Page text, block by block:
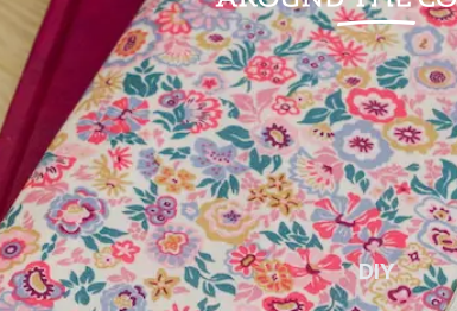
DIY